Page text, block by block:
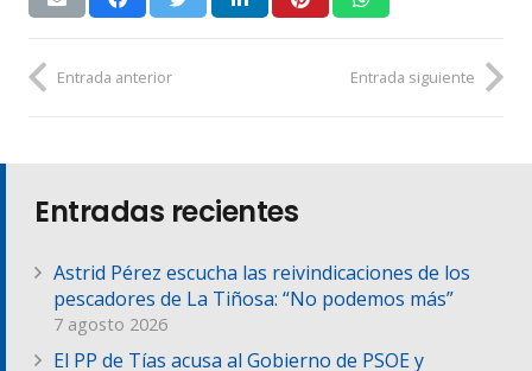
Entrada anterior Entrada siguiente
Entradas recientes
Astrid Pérez escucha las reivindicaciones de los
pescadores de La Tiñosa: “No podemos más”
7 agosto 2026
El PP de Tías acusa al Gobierno de PSOE y